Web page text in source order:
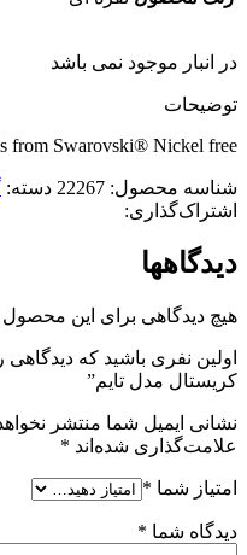
در انبار موجود نمی باشد
توضیحات
from Swarovski® Nickel free
شناسه محصول: 22267 دسته:
اشتراک‌گذاری:
دیدگاهها
هیچ دیدگاهی برای این
اولین نفری باشید که
کریستال مدل تایم”
نشانی ایمیل شما منتشر
علامت‌گذاری شده‌اند *
امتیاز شما *
دیدگاه شما *